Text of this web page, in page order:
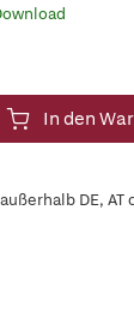
In den
DE,